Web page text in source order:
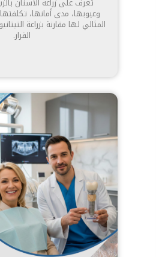
وعيوبها، مدى أمانها،
المثالي لها مقارنة بزراعة
القرار.